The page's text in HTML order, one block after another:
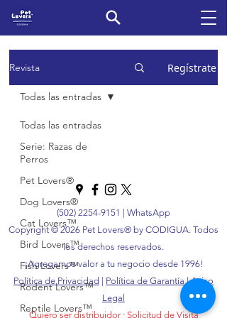
Revista Regístrate
Todas las entradas
Serie: Razas de
Perros
Pet Lovers®
Dog Lovers®
Cat Lovers™
Bird Lovers™
Fish Lovers™
Rodent Lovers™
Reptile Lovers™
Todas las entradas
(502) 2254-9151
WhatsApp
Copyright © 2026 Pet Lovers® by CODIGUA. Todos
los derechos reservados.
¡Agregamos valor a tu negocio desde 1996!
Política de Privacidad
Política de Garantía|Aviso
Legal
Quiero ser distribuidor· Solicitud de Visita